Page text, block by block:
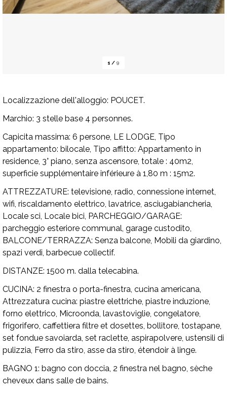
1 /9
Localizzazione dell'alloggio: POUCET.
Marchio: 3 stelle base 4 personnes.
Capicita massima: 6 persone, LE LODGE, Tipo
appartamento: bilocale, Tipo affitto: Appartamento in
residence, 3° piano, senza ascensore, totale : 40m2,
superficie supplémentaire inférieure à 1,80 m : 15m2.
ATTREZZATURE: televisione, radio, connessione internet,
wifi, riscaldamento elettrico, lavatrice, asciugabiancheria,
Locale sci, Locale bici, PARCHEGGIO/GARAGE:
parcheggio esteriore communal, garage custodito,
BALCONE/TERRAZZA: Senza balcone, Mobili da giardino,
spazi verdi, barbecue collectif.
DISTANZE: 1500 m. dalla telecabina.
CUCINA: 2 finestra o porta-finestra, cucina americana,
Attrezzatura cucina: piastre elettriche, piastre induzione,
forno elettrico, Microonda, lavastoviglie, congelatore,
frigorifero, caffettiera filtre et dosettes, bollitore, tostapane,
set fondue savoiarda, set raclette, aspirapolvere, ustensili di
pulizzia, Ferro da stiro, asse da stiro, étendoir à linge.
BAGNO 1: bagno con doccia, 2 finestra nel bagno, sèche
cheveux dans salle de bains.